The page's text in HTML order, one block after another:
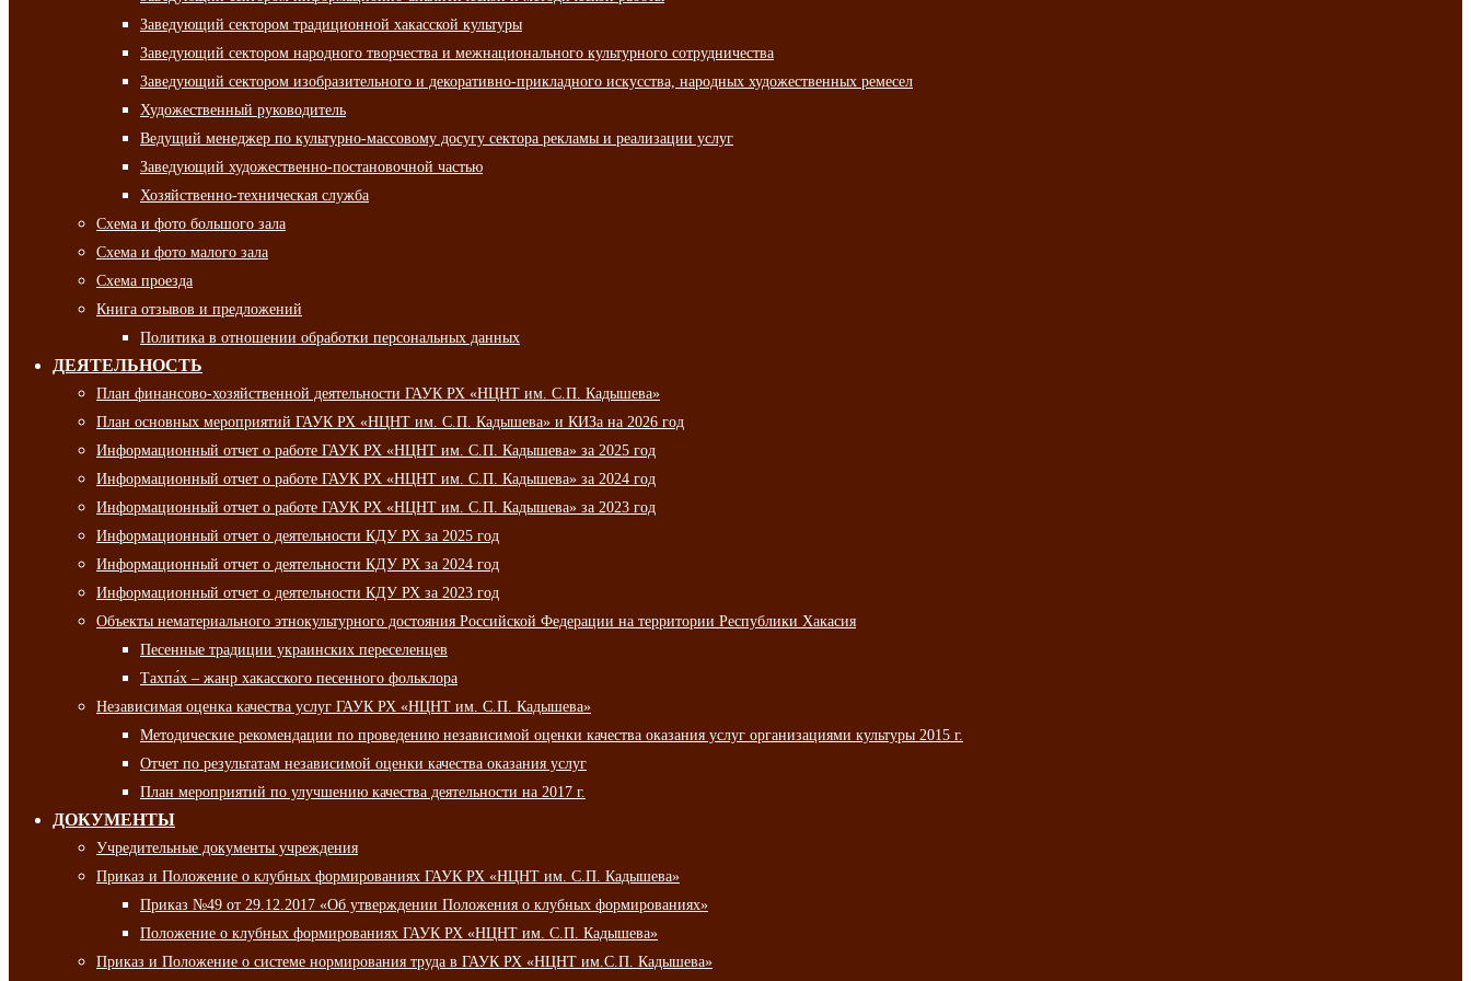
Заведующий сектором традиционной хакасской культуры
Заведующий сектором народного творчества и межнационального культурного сотрудничества
Заведующий сектором изобразительного и декоративно-прикладного искусства, народных художественных ремесел
Художественный руководитель
Ведущий менеджер по культурно-массовому досугу сектора рекламы и реализации услуг
Заведующий художественно-постановочной частью
Хозяйственно-техническая служба
Схема и фото большого зала
Схема и фото малого зала
Схема проезда
Книга отзывов и предложений
Политика в отношении обработки персональных данных
ДЕЯТЕЛЬНОСТЬ
План финансово-хозяйственной деятельности ГАУК РХ «НЦНТ им. С.П. Кадышева»
План основных мероприятий ГАУК РХ «НЦНТ им. С.П. Кадышева» и КИЗа на 2026 год
Информационный отчет о работе ГАУК РХ «НЦНТ им. С.П. Кадышева» за 2025 год
Информационный отчет о работе ГАУК РХ «НЦНТ им. С.П. Кадышева» за 2024 год
Информационный отчет о работе ГАУК РХ «НЦНТ им. С.П. Кадышева» за 2023 год
Информационный отчет о деятельности КДУ РХ за 2025 год
Информационный отчет о деятельности КДУ РХ за 2024 год
Информационный отчет о деятельности КДУ РХ за 2023 год
Объекты нематериального этнокультурного достояния Российской Федерации на территории Республики Хакасия
Песенные традиции украинских переселенцев
Тахпа́х – жанр хакасского песенного фольклора
Независимая оценка качества услуг ГАУК РХ «НЦНТ им. С.П. Кадышева»
Методические рекомендации по проведению независимой оценки качества оказания услуг организациями культуры 2015 г.
Отчет по результатам независимой оценки качества оказания услуг
План мероприятий по улучшению качества деятельности на 2017 г.
ДОКУМЕНТЫ
Учредительные документы учреждения
Приказ и Положение о клубных формированиях ГАУК РХ «НЦНТ им. С.П. Кадышева»
Приказ №49 от 29.12.2017 «Об утверждении Положения о клубных формированиях»
Положение о клубных формированиях ГАУК РХ «НЦНТ им. С.П. Кадышева»
Приказ и Положение о системе нормирования труда в ГАУК РХ «НЦНТ им.С.П. Кадышева»